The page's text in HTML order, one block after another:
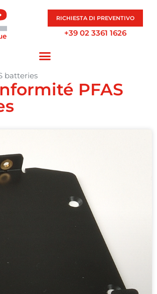
RICHIESTA DI PREVENTIVO
+39 02 3361 1626
batteries
PFAS